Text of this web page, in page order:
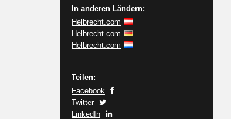
In anderen Ländern:
Helbrecht.com
Helbrecht.com
Helbrecht.com
Teilen:
Facebook
Twitter
LinkedIn